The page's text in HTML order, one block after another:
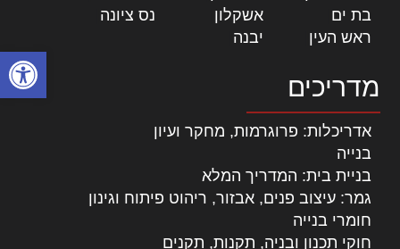
פתח
בת ים
אשקלון נס ציונה
ראש העין
יבנה
מדריכים
אדריכלות: פרוגרמות, מחקר ועיון
בנייה
בניית בית: המדריך המלא
גמר: עיצוב פנים, אבזור, ריהוט פיתוח וגינון
חומרי בנייה
חוקי תכנון ובניה, תקנות, תקנים